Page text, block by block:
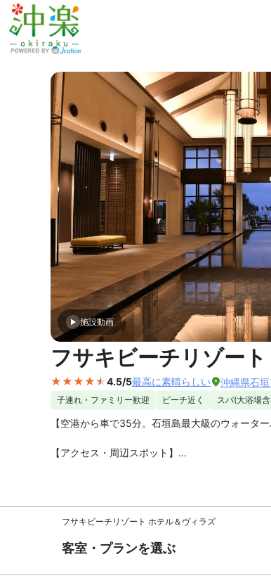
施設動画
フサキビーチリゾー
4.5/5最高に素晴らしい 沖縄県石
子連れ・ファミリー歓迎 ビーチ近く スパ(大浴場
【空港から車で35分。石垣島最大級のウォータ
【アクセス・周辺スポット】
新石垣空港や市街中心部の系列ホテルとホテル
【駐車場】 あり（無料）
フサキビーチリゾート ホテル＆ヴィラズ
客室・プランを選ぶ